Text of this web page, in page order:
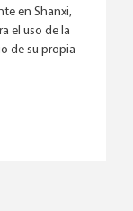
en Shanxi,
el uso de la
de su propia